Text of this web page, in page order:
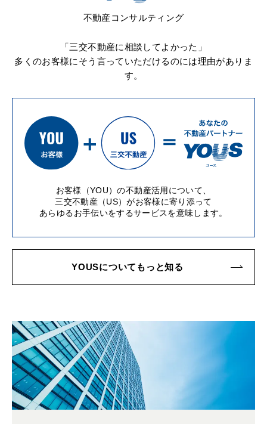
不動産コンサルティング
「三交不動産に相談してよかった」
多くのお客様にそう言っていただけるのには理由がありま
す。
お客様（YOU）の不動産活用について、
三交不動産（US）がお客様に寄り添って
あらゆるお手伝いをするサービスを意味します。
YOUSについてもっと知る